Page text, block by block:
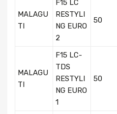
MALAGU
TI
F15 LC
RESTYLI
NG EURO
2
50
MALAGU
TI
F15 LC-
TDS
RESTYLI
NG EURO
1
50